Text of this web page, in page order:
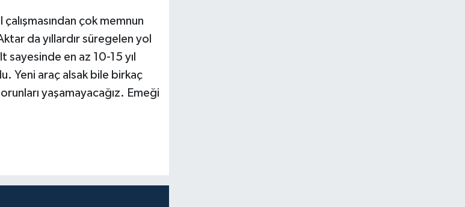
çok memnun
da yıllardır süregelen yol
sayesinde en az 10-15 yıl
Yeni araç alsak bile birkaç
yaşamayacağız. Emeği